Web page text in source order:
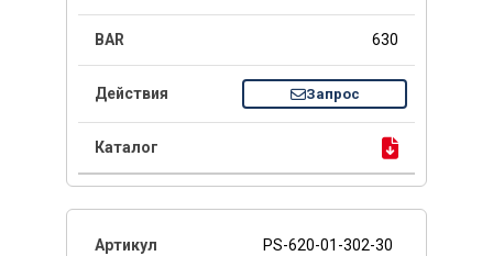
630
Запрос
PS-620-01-302-30